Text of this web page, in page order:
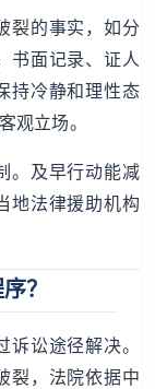
裂的事实，如分
书面记录、证人
持冷静和理性态
观立场。
。及早行动能减
地法律援助机构
？
讼途径解决。
裂，法院依据中